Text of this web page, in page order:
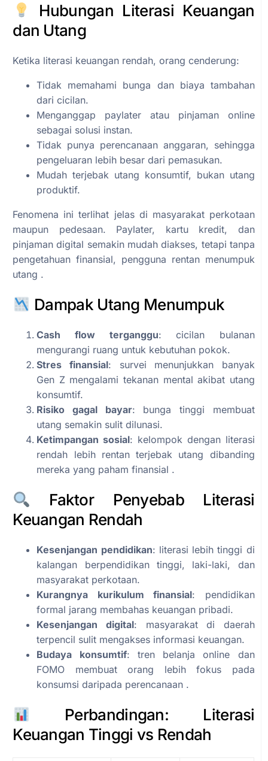
Hubungan Literasi Keuangan
dan Utang
Ketika literasi keuangan rendah, orang cenderung:
Tidak memahami bunga dan biaya tambahan
dari cicilan.
Menganggap paylater atau pinjaman online
sebagai solusi instan.
Tidak punya perencanaan anggaran, sehingga
pengeluaran lebih besar dari pemasukan.
Mudah terjebak utang konsumtif, bukan utang
produktif.
Fenomena ini terlihat jelas di masyarakat perkotaan
maupun pedesaan. Paylater, kartu kredit, dan
pinjaman digital semakin mudah diakses, tetapi tanpa
pengetahuan finansial, pengguna rentan menumpuk
utang .
Dampak Utang Menumpuk
Cash flow terganggu: cicilan bulanan
mengurangi ruang untuk kebutuhan pokok.
Stres finansial: survei menunjukkan banyak
Gen Z mengalami tekanan mental akibat utang
konsumtif.
Risiko gagal bayar: bunga tinggi membuat
utang semakin sulit dilunasi.
Ketimpangan sosial: kelompok dengan literasi
rendah lebih rentan terjebak utang dibanding
mereka yang paham finansial .
Faktor Penyebab Literasi
Keuangan Rendah
Kesenjangan pendidikan: literasi lebih tinggi di
kalangan berpendidikan tinggi, laki-laki, dan
masyarakat perkotaan.
Kurangnya kurikulum finansial: pendidikan
formal jarang membahas keuangan pribadi.
Kesenjangan digital: masyarakat di daerah
terpencil sulit mengakses informasi keuangan.
Budaya konsumtif: tren belanja online dan
FOMO membuat orang lebih fokus pada
konsumsi daripada perencanaan .
Perbandingan: Literasi
Keuangan Tinggi vs Rendah